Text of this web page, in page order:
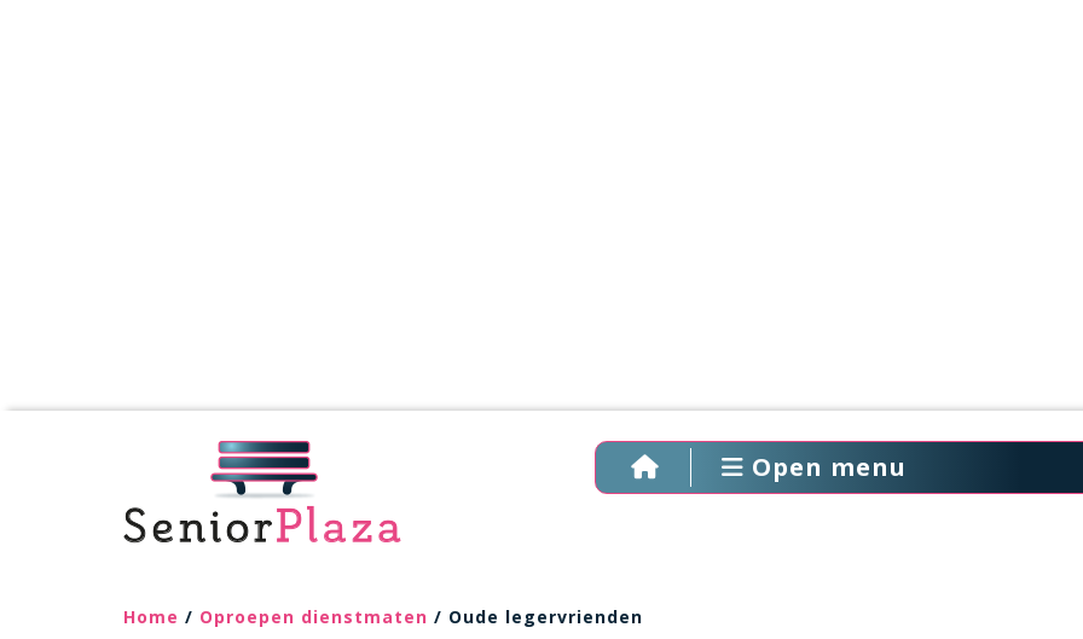
Open menu
Home / Oproepen dienstmaten / Oude legervrienden